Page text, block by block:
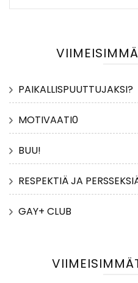
PAIKALLISPUUTTUJAKSI?
MOTIVAATI0
BUU!
RESPEKTIÄ JA
GAY+ CLUB